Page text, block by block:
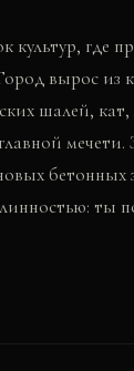
где
вырос из
шалей, кат,
мечети.
бетонных
ты